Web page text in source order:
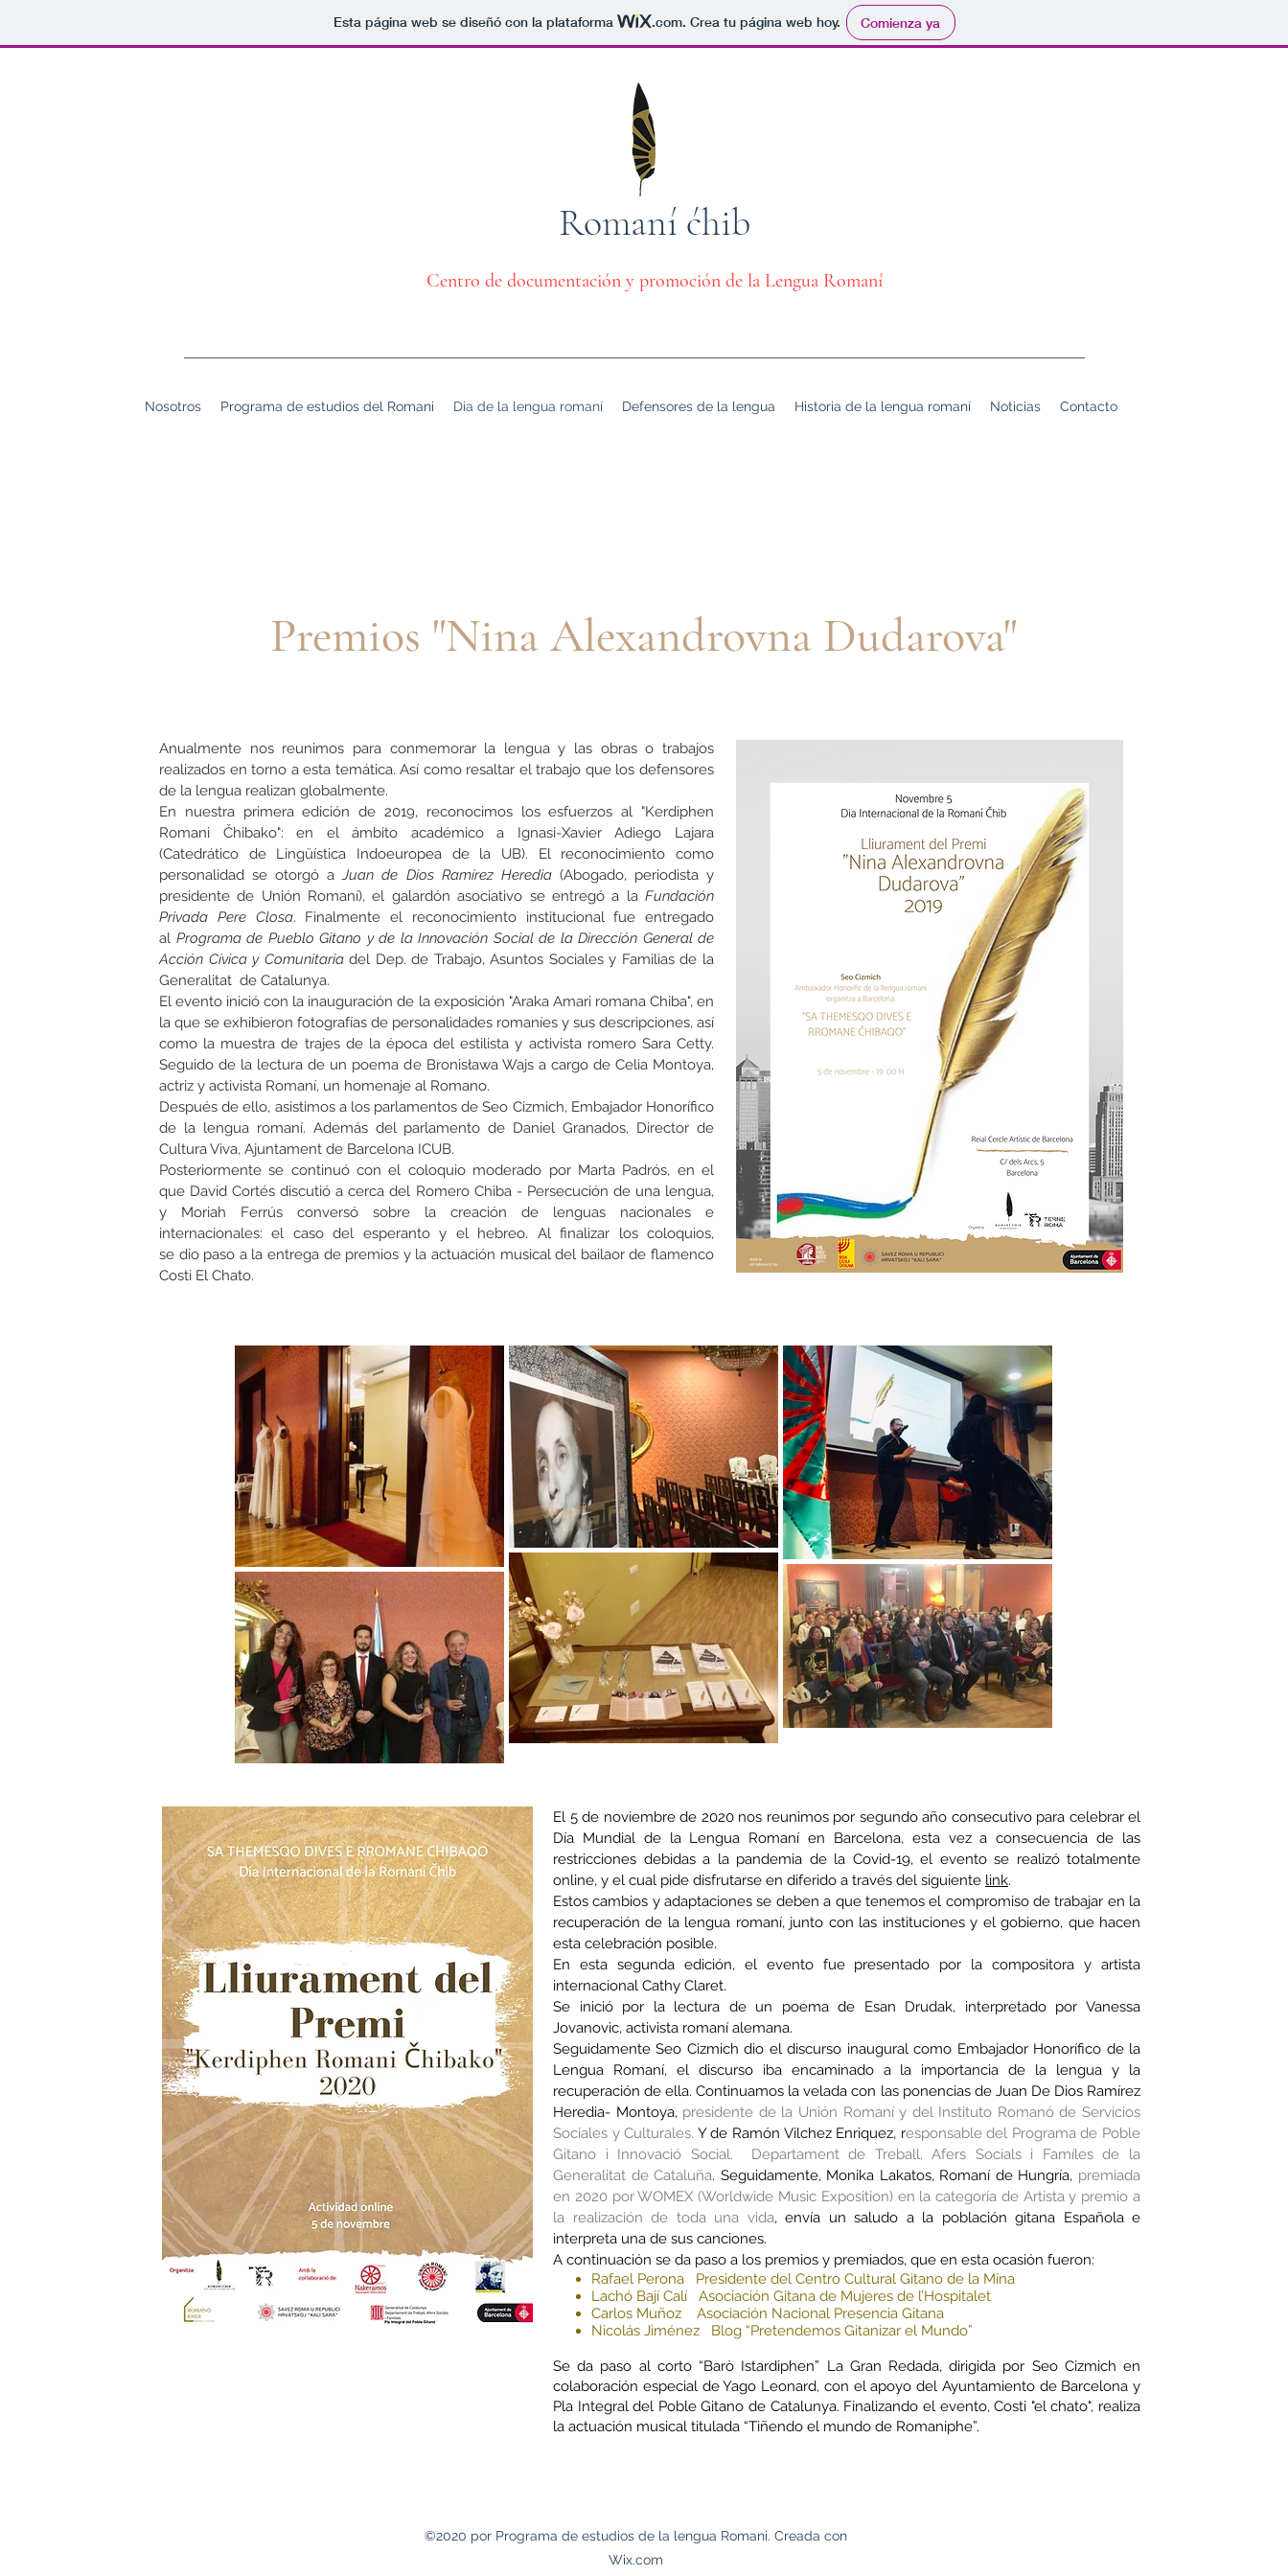
Esta página web se diseñó con la plataforma .com. Crea tu página web hoy. Comienza ya
Romaní ćhib
Centro de documentación y promoción de la Lengua Romaní
Nosotros Programa de estudios del Romani Dia de la lengua romaní Defensores de la lengua Historia de la lengua romaní Noticias Contacto
Premios "Nina Alexandrovna Dudarova"
Anualmente nos reunimos para conmemorar la lengua y las obras o trabajos
realizados en torno a esta temática. Así como resaltar eltrabajo que los defensores
de la lengua realizan globalmente.
En nuestra primera edición de 2019, reconocimos los esfuerzos al "Kerdiphen
Romani Čhibako": en el ámbito académico a Ignasi-Xavier Adiego Lajara
(Catedrático de Lingüística Indoeuropea de la UB). El reconocimiento como
personalidad se otorgó aJuan de Dios Ramírez Heredia(Abogado, periodista y
presidente de Unión Romaní), el galardónasociativo se entregó a laFundación
Privada Pere Closa. Finalmente el reconocimiento institucional fue entregado
al Programa de Pueblo Gitano y de la Innovación Social de la Dirección General de
Acción Cívica y Comunitariadel Dep. de Trabajo, Asuntos Sociales y Familias de la
Generalitat de Catalunya.
El evento inició con la inauguración de la exposición "Araka Amari romana Chiba", en
la que se exhibieron fotografías de personalidades romaníes y sus descripciones, así
como la muestra de trajes de la época del estilista y activista romero Sara Cetty.
Seguido de la lectura de un poema de Bronisława Wajs a cargo de Celia Montoya,
actriz y activista Romaní, un homenaje al Romano.
Después de ello, asistimos a los parlamentos deSeo Cizmich, Embajador Honorífico
de la lengua romaní. Además del parlamento de Daniel Granados, Director de
Cultura Viva, Ajuntament de Barcelona ICUB.
Posteriormente se continuó con el coloquio moderado porMarta Padrós, en el
que David Cortés discutió a cerca del Romero Chiba - Persecución de una lengua,
y Moriah Ferrús conversó sobre la creación de lenguas nacionales e
internacionales: el caso del esperanto y el hebreo. Al finalizar los coloquios,
se diopaso a la entrega de premios y la actuación musical del bailaor de flamenco
Costi El Chato.
El 5 de noviembre de 2020 nos reunimos por segundo año consecutivo para celebrar el
Día Mundial de la Lengua Romaní en Barcelona, esta vez a consecuencia de las
restricciones debidas a la pandemia de la Covid-19, el evento se realizó totalmente
online, y el cual pide disfrutarse en diferido a través del siguiente link.
Estos cambios y adaptaciones se deben a que tenemos el compromiso de trabajar en la
recuperación de la lengua romaní, junto con las instituciones y el gobierno, que hacen
esta celebración posible.
En esta segunda edición, el evento fue presentado por la compositora y artista
internacional Cathy Claret.
Se inició por la lectura de un poema de Esan Drudak, interpretado por Vanessa
Jovanovic, activista romaní alemana.
Seguidamente Seo Cizmichdio el discurso inaugural como Embajador Honorífico de la
Lengua Romaní, el discurso iba encaminado a la importancia de la lengua y la
recuperación de ella. Continuamos la velada con las ponencias de Juan De Dios Ramírez
Heredia- Montoya, presidente de la Unión Romaní y del Instituto Romanó de Servicios
Sociales y Culturales. Y de Ramón Vilchez Enriquez, responsable del Programa de Poble
Gitano i Innovació Social. Departament de Treball, Afers Socials i Famíles de la
Generalitat de Cataluña. Seguidamente, Monika Lakatos, Romaní de Hungría, premiada
en 2020 por WOMEX (Worldwide Music Exposition) en la categoría de Artista y premio a
la realización de toda una vida, envía un saludo a la población gitana Española e
interpreta una de sus canciones.
A continuación se da paso a los premios y premiados, que en esta ocasión fueron:
Rafael Perona Presidente del Centro Cultural Gitano de la Mina
Lachó Bají Calí Asociación Gitana de Mujeres de l’Hospitalet
Carlos Muñoz Asociación Nacional Presencia Gitana
Nicolás Jiménez Blog “Pretendemos Gitanizar el Mundo”
Se da paso al corto “Barò Istardiphen” La Gran Redada, dirigida por Seo Cizmich en
colaboración especial de Yago Leonard, con el apoyo del Ayuntamiento de Barcelona y
Pla Integral del Poble Gitano de Catalunya. Finalizando el evento, Costi "el chato", realiza
la actuación musical titulada “Tiñendo el mundo de Romaniphe”.
©2020 por Programa de estudios de la lengua Romani. Creada con
Wix.com